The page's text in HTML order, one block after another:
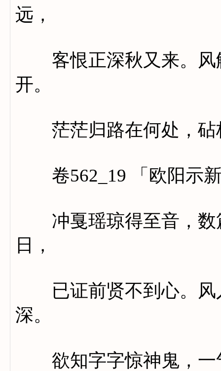
远，
客恨正深秋又来。风
开。
茫茫归路在何处，砧
卷562_19 「欧阳示新
冲戛瑶琼得至音，数
日，
已证前贤不到心。风
深。
欲知字字惊神鬼，一